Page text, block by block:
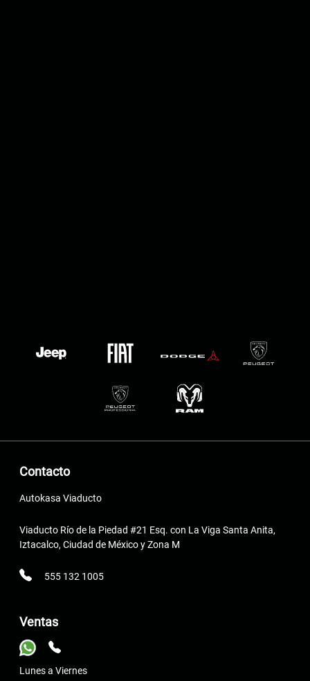
Contacto
Autokasa Viaducto
Viaducto Río de la Piedad #21 Esq. con La Viga Santa Anita,
Iztacalco, Ciudad de México y Zona M
555 132 1005
Ventas
Lunes a Viernes